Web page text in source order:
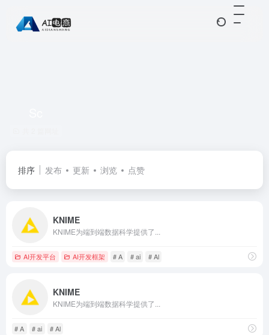
排序 发布 更新 浏览 点赞
KNIME
KNIME为端到端数据科学提供了...
AI开发平台 AI开发框架 # A # ai # Al
KNIME
KNIME为端到端数据科学提供了...
# A # ai # Al